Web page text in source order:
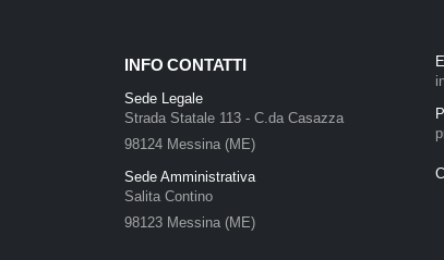
INFO CONTATTI
Sede Legale
Strada Statale 113 - C.da Casazza
98124 Messina (ME)
Sede Amministrativa
Salita Contino
98123 Messina (ME)